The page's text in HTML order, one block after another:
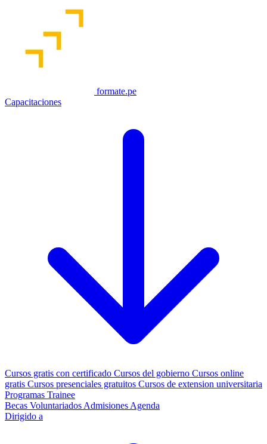
formate.pe
Capacitaciones
Cursos gratis con certificado Cursos del gobierno Cursos online
gratis Cursos presenciales gratuitos Cursos de extension universitaria
Programas Trainee
Becas Voluntariados Admisiones Agenda
Dirigido a